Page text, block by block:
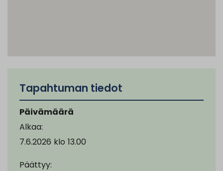
Tapahtuman tiedot
Päivämäärä
Alkaa:
7.6.2026 klo 13.00
Päättyy: